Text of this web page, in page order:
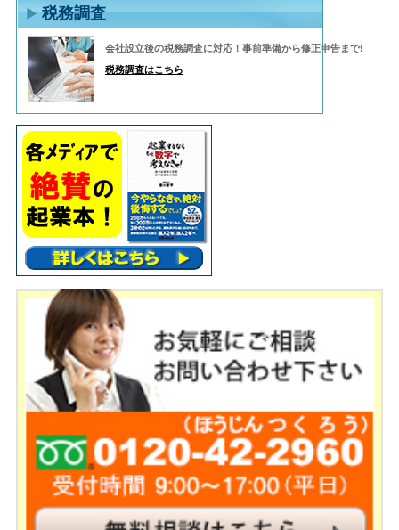
税務調査
会社設立後の税務調査に対応！事前準備から修正申告まで!
税務調査はこちら